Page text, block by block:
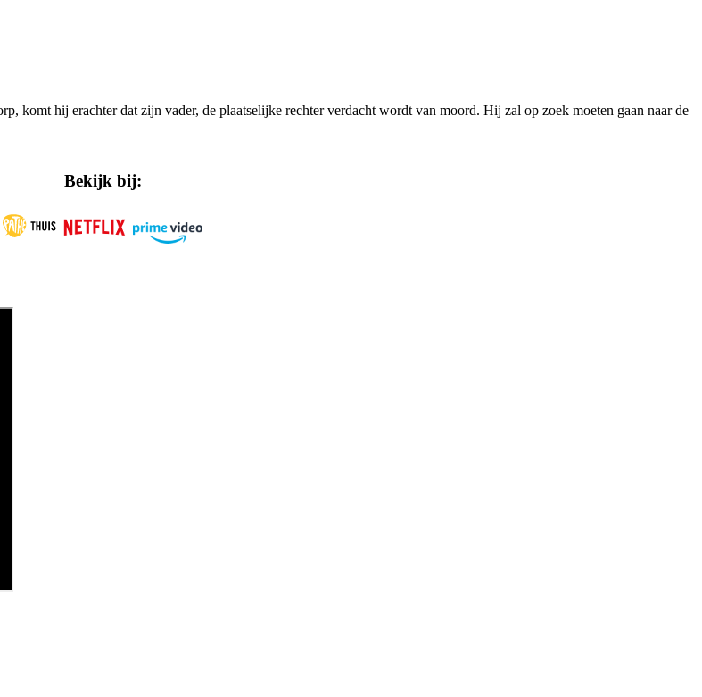
komt hij erachter dat zijn vader, de plaatselijke rechter verdacht wordt van moord. Hij zal op zoek moeten gaan naar de
Bekijk bij: